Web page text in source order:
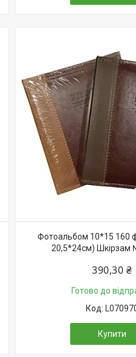
Фотоальбом 10*15 160
20,5*24см) Шкірзам
390,30 ₴
Готово до
Купити